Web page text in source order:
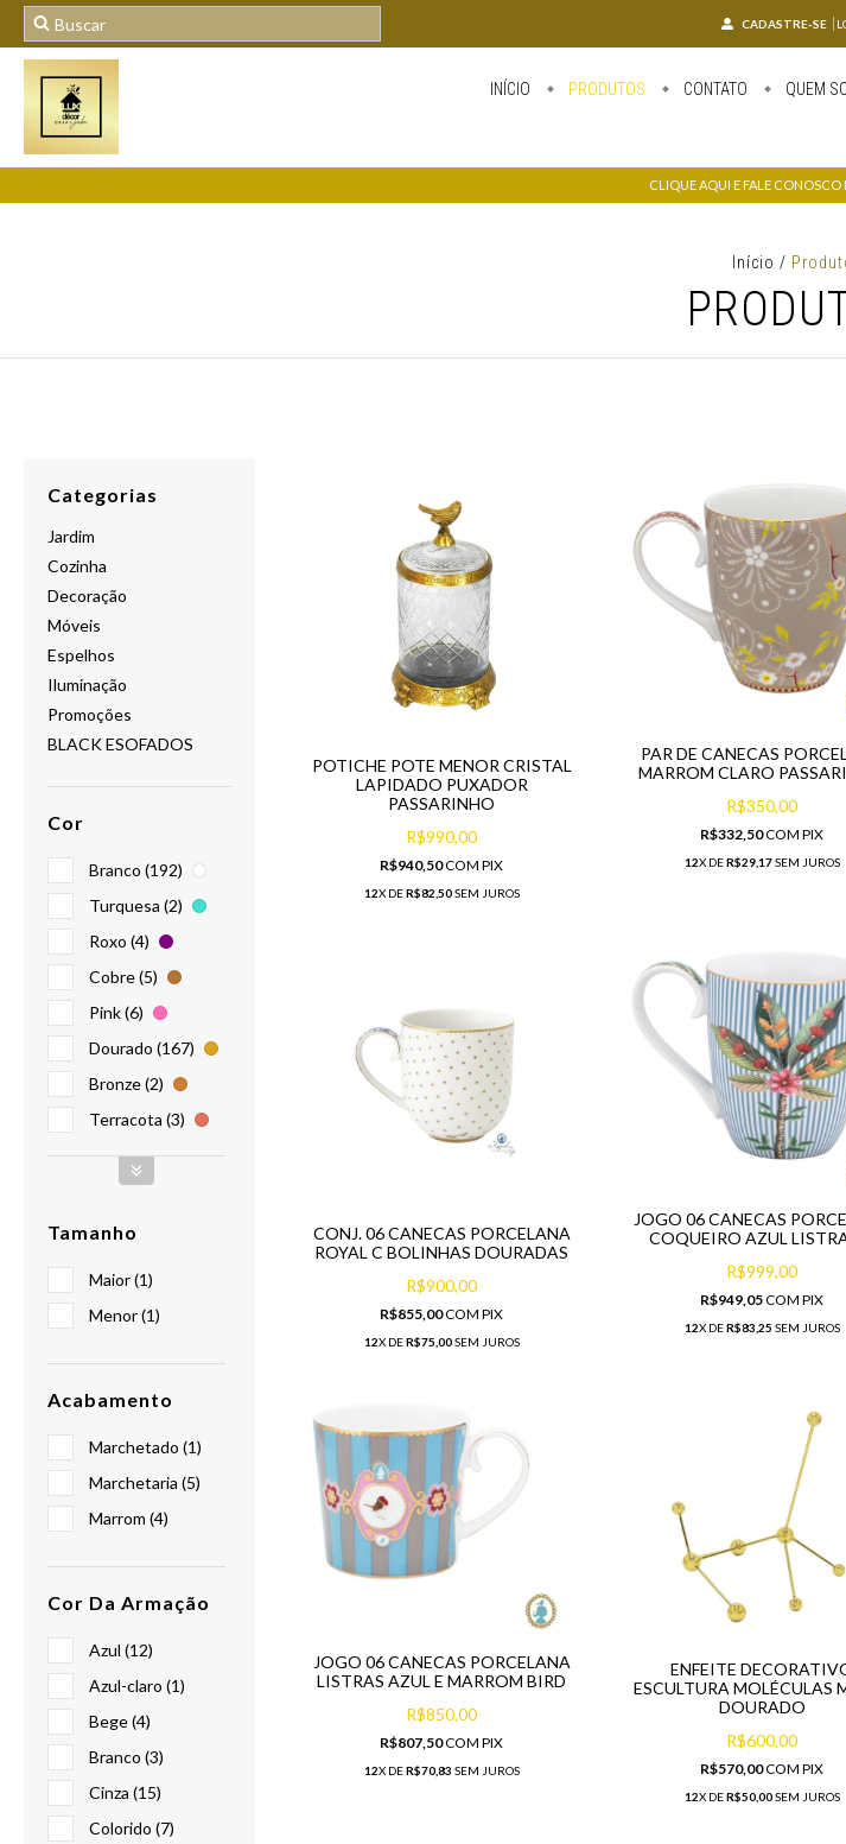
CADASTRE-SE
INÍCIO PRODUTOS CONTATO QUEM
CLIQUE AQUI E FALE CONOSCO
Início /
Categorias
Jardim
Cozinha
Decoração
Móveis
Espelhos
Iluminação
Promoções
BLACK ESOFADOS
Cor
Branco (192)
Turquesa (2)
Roxo (4)
Cobre (5)
Pink (6)
Dourado (167)
Bronze (2)
Terracota (3)
Tamanho
Maior (1)
Menor (1)
Acabamento
Marchetado (1)
Marchetaria (5)
Marrom (4)
Cor Da Armação
Azul (12)
Azul-claro (1)
Bege (4)
Branco (3)
Cinza (15)
Colorido (7)
POTICHE POTE MENOR CRISTAL
LAPIDADO PUXADOR
PASSARINHO
R$990,00
R$940,50COM PIX
12X DER$82,50SEM JUROS
PAR DE CANECAS
MARROM CLARO
R$350,00
R$332,50COM PIX
12X DER$29,17SEM JUROS
CONJ. 06 CANECAS PORCELANA
ROYAL C BOLINHAS DOURADAS
R$900,00
R$855,00COM PIX
12X DER$75,00SEM JUROS
JOGO 06 CANECAS
COQUEIRO AZUL
R$999,00
R$949,05COM PIX
12X DER$83,25 SEM JUROS
JOGO 06 CANECAS PORCELANA
LISTRAS AZUL E MARROM BIRD
R$850,00
R$807,50COM PIX
12X DER$70,83 SEM JUROS
ENFEITE
ESCULTURA MOLÉCULAS
DOURADO
R$600,00
R$570,00COM PIX
12X DER$50,00SEM JUROS